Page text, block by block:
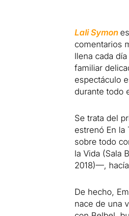
Lali Symon
comentarios
llena cada
familiar
espectáculo
durante todo
Se trata del
estrenó En la
sobre todo
la Vida (Sala
2018)—,
De hecho,
nace de una